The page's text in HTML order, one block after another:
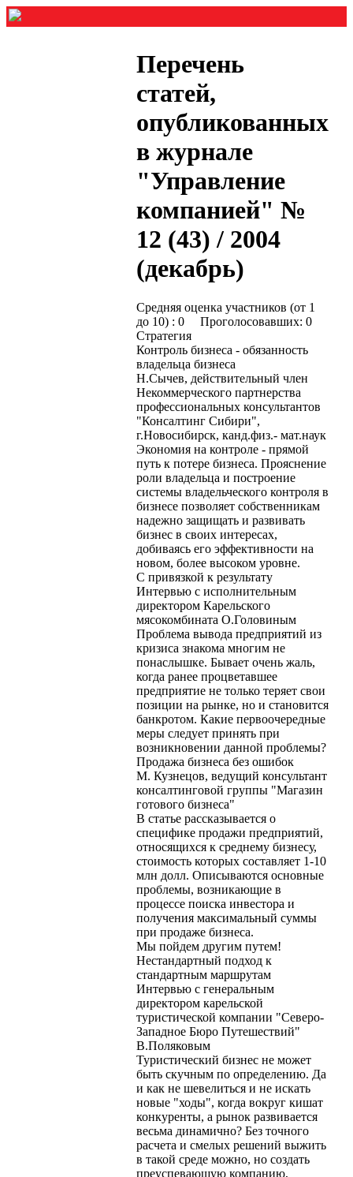
Перечень
статей,
опубликованных
в журнале
"Управление
компанией" №
12 (43) / 2004
(декабрь)
Средняя оценка участников (от 1
до 10) : 0 Проголосовавших: 0
Стратегия
Контроль бизнеса - обязанность
владельца бизнеса
Н.Сычев, действительный член
Некоммерческого партнерства
профессиональных консультантов
"Консалтинг Сибири",
г.Новосибирск, канд.физ.- мат.наук
Экономия на контроле - прямой
путь к потере бизнеса. Прояснение
роли владельца и построение
системы владельческого контроля в
бизнесе позволяет собственникам
надежно защищать и развивать
бизнес в своих интересах,
добиваясь его эффективности на
новом, более высоком уровне.
С привязкой к результату
Интервью с исполнительным
директором Карельского
мясокомбината О.Головиным
Проблема вывода предприятий из
кризиса знакома многим не
понаслышке. Бывает очень жаль,
когда ранее процветавшее
предприятие не только теряет свои
позиции на рынке, но и становится
банкротом. Какие первоочередные
меры следует принять при
возникновении данной проблемы?
Продажа бизнеса без ошибок
М. Кузнецов, ведущий консультант
консалтинговой группы "Магазин
готового бизнеса"
В статье рассказывается о
специфике продажи предприятий,
относящихся к среднему бизнесу,
стоимость которых составляет 1-10
млн долл. Описываются основные
проблемы, возникающие в
процессе поиска инвестора и
получения максимальный суммы
при продаже бизнеса.
Мы пойдем другим путем!
Нестандартный подход к
стандартным маршрутам
Интервью с генеральным
директором карельской
туристической компании "Северо-
Западное Бюро Путешествий"
В.Поляковым
Туристический бизнес не может
быть скучным по определению. Да
и как не шевелиться и не искать
новые "ходы", когда вокруг кишат
конкуренты, а рынок развивается
весьма динамично? Без точного
расчета и смелых решений выжить
в такой среде можно, но создать
преуспевающую компанию,